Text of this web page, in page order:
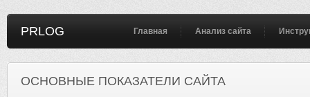
PRLOG Главная Анализ сайта
ОСНОВНЫЕ ПОКАЗАТЕЛИ САЙТА